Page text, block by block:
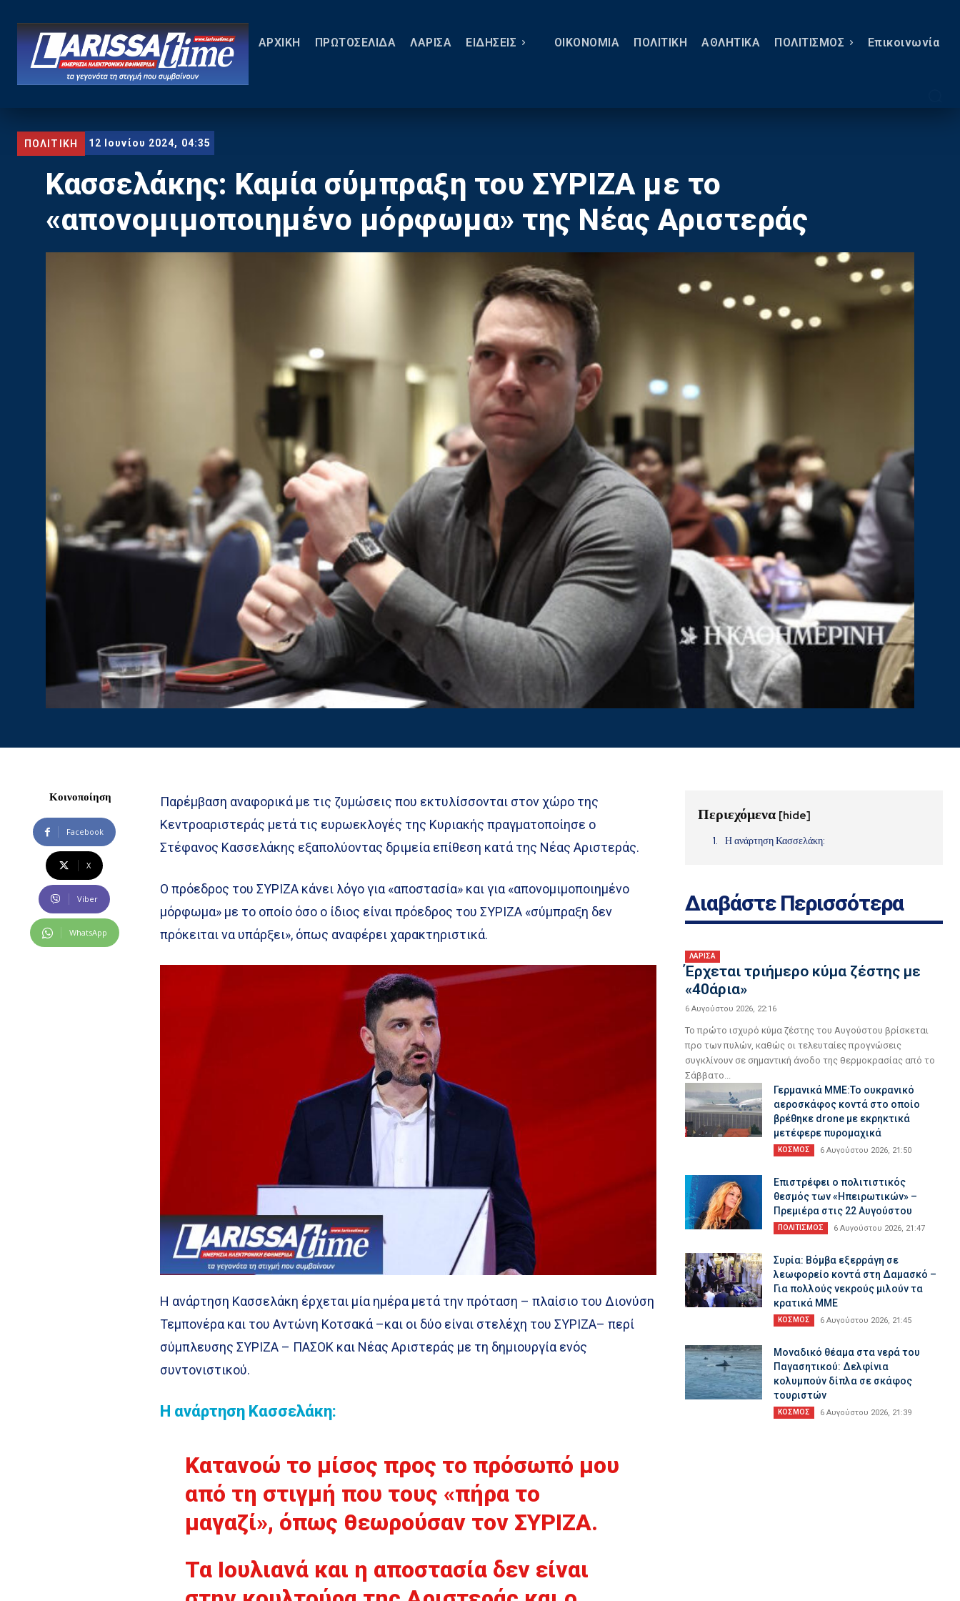
ΑΡΧΙΚΗ ΠΡΩΤΟΣΕΛΙΔΑ ΛΑΡΙΣΑ ΕΙΔΗΣΕΙΣ ΟΙΚΟΝΟΜΙΑ ΠΟΛΙΤΙΚΗ ΑΘΛΗΤΙΚΑ ΠΟΛΙΤΙΣΜΟΣ Eπικοινωνία
ΠΟΛΙΤΙΚΗ 12 Ιουνίου 2024, 04:35
Κασσελάκης: Καμία σύμπραξη του ΣΥΡΙΖΑ με το
«απονομιμοποιημένο μόρφωμα» της Νέας Αριστεράς
Κοινοποίηση
Facebook
X
Viber
WhatsApp
Παρέμβαση αναφορικά με τις ζυμώσεις που εκτυλίσσονται στον χώρο της
Κεντροαριστεράς μετά τις ευρωεκλογές της Κυριακής πραγματοποίησε ο
Στέφανος Κασσελάκης εξαπολύοντας δριμεία επίθεση κατά της Νέας Αριστεράς.
Ο πρόεδρος του ΣΥΡΙΖΑ κάνει λόγο για «αποστασία» και για «απονομιμοποιημένο
μόρφωμα» με το οποίο όσο ο ίδιος είναι πρόεδρος του ΣΥΡΙΖΑ «σύμπραξη δεν
πρόκειται να υπάρξει», όπως αναφέρει χαρακτηριστικά.
Η ανάρτηση Κασσελάκη έρχεται μία ημέρα μετά την πρόταση – πλαίσιο του Διονύση
Τεμπονέρα και του Αντώνη Κοτσακά –και οι δύο είναι στελέχη του ΣΥΡΙΖΑ– περί
σύμπλευσης ΣΥΡΙΖΑ – ΠΑΣΟΚ και Νέας Αριστεράς με τη δημιουργία ενός
συντονιστικού.
Η ανάρτηση Κασσελάκη:
Κατανοώ το μίσος προς το πρόσωπό μου
από τη στιγμή που τους «πήρα το
μαγαζί», όπως θεωρούσαν τον ΣΥΡΙΖΑ.
Τα Ιουλιανά και η αποστασία δεν είναι
Περιεχόμενα [hide]
Η ανάρτηση Κασσελάκη:
Διαβάστε Περισσότερα
ΛΑΡΙΣΑ
Έρχεται τριήμερο κύμα ζέστης με
«40άρια»
6 Αυγούστου 2026, 22:16
Το πρώτο ισχυρό κύμα ζέστης του Αυγούστου βρίσκεται
προ των πυλών, καθώς οι τελευταίες προγνώσεις
συγκλίνουν σε σημαντική άνοδο της θερμοκρασίας από το
Σάββατο...
Γερμανικά ΜΜΕ:Το ουκρανικό
αεροσκάφος κοντά στο οποίο
βρέθηκε drone με εκρηκτικά
μετέφερε πυρομαχικά
ΚΟΣΜΟΣ 6 Αυγούστου 2026, 21:50
Επιστρέφει ο πολιτιστικός
θεσμός των «Ηπειρωτικών» –
Πρεμιέρα στις 22 Αυγούστου
ΠΟΛΙΤΙΣΜΟΣ 6 Αυγούστου 2026, 21:47
Συρία: Βόμβα εξερράγη σε
λεωφορείο κοντά στη Δαμασκό –
Για πολλούς νεκρούς μιλούν τα
κρατικά ΜΜΕ
ΚΟΣΜΟΣ 6 Αυγούστου 2026, 21:45
Μοναδικό θέαμα στα νερά του
Παγασητικού: Δελφίνια
κολυμπούν δίπλα σε σκάφος
τουριστών
ΚΟΣΜΟΣ 6 Αυγούστου 2026, 21:39